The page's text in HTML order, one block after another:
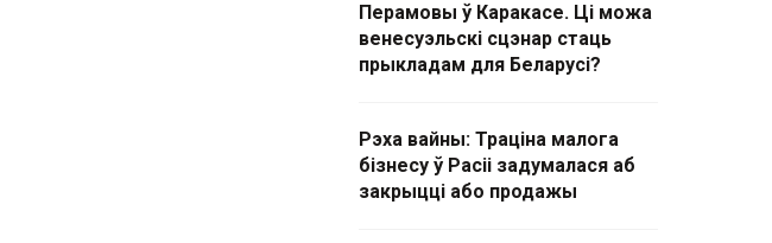
Перамовы ў Каракасе. Ці можа
венесуэльскі сцэнар стаць
прыкладам для Беларусі?
Рэха вайны: Траціна малога
бізнесу ў Расіі задумалася аб
закрыцці або продажы